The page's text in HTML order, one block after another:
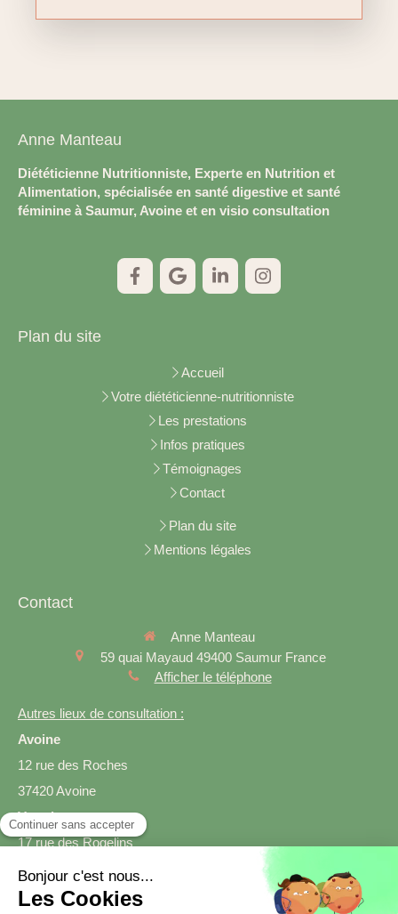
Anne Manteau
Diététicienne Nutritionniste, Experte en Nutrition et
Alimentation, spécialisée en santé digestive et santé
féminine à Saumur, Avoine et en visio consultation
Plan du site
Accueil
Votre diététicienne-nutritionniste
Les prestations
Infos pratiques
Témoignages
Contact
Plan du site
Mentions légales
Contact
Anne Manteau
59 quai Mayaud 49400 Saumur France
Afficher le téléphone
Autres lieux de consultation :
Avoine
12 rue des Roches
37420 Avoine
Varrains
17 rue des Rogelins
49400 Varrains
Prendre rendez-vous